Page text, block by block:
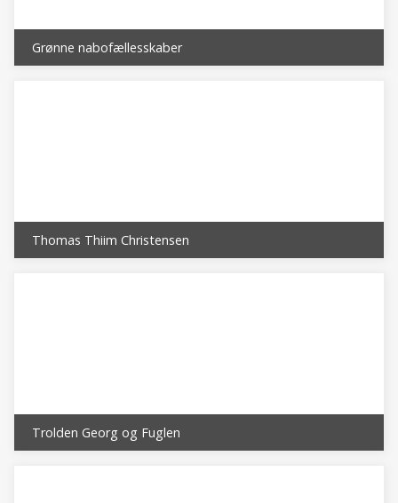
Grønne nabofællesskaber
Thomas Thiim Christensen
Trolden Georg og Fuglen